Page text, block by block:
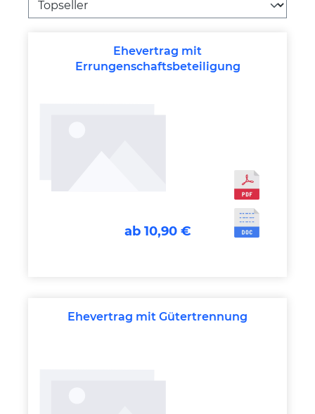
Ehevertrag mit
Errungenschaftsbeteiligung
ab 10,90 €
Ehevertrag mit Gütertrennung